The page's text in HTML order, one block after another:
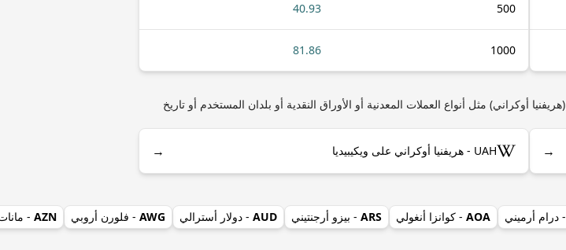
500
40.93
1000
81.86
إذا كنت مهتمًا بمعرفة المزيد من المعلومات حول AED (درهم إماراتي) أو UAH (هريفنيا أوكراني) مثل أنواع العملات المعدنية أو الأوراق النقدية أو بلدان المستخدم أو تاريخ
→ UAH - هريفنيا أوكراني على ويكيبيديا →
- درام أرميني AOA - كوانزا أنغولي ARS - بيزو أرجنتيني AUD - دولار أسترالي AWG - فلورن أروبي AZN
-